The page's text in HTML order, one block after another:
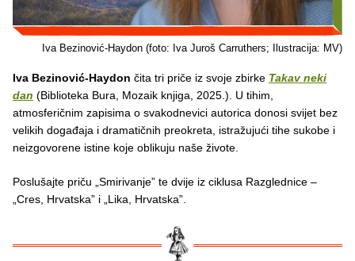
Iva Bezinović-Haydon (foto: Iva Juroš Carruthers; Ilustracija: MV)
Iva Bezinović-Haydon čita tri priče iz svoje zbirke Takav neki
dan (Biblioteka Bura, Mozaik knjiga, 2025.). U tihim,
atmosferičnim zapisima o svakodnevici autorica donosi svijet bez
velikih događaja i dramatičnih preokreta, istražujući tihe sukobe i
neizgovorene istine koje oblikuju naše živote.
Poslušajte priču „Smirivanje” te dvije iz ciklusa Razglednice –
„Cres, Hrvatska” i „Lika, Hrvatska”.